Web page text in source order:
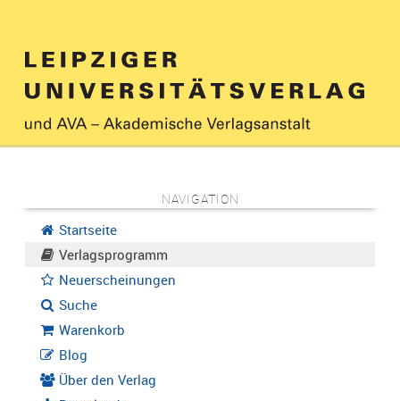
NAVIGATION
Startseite
Verlagsprogramm
Neuerscheinungen
Suche
Warenkorb
Blog
Über den Verlag